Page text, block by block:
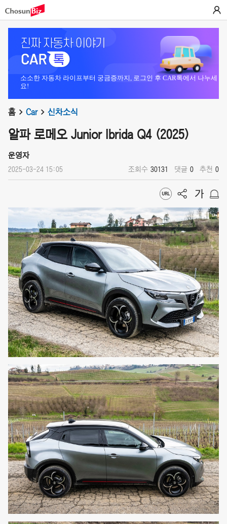
소소한 자동차 라이프부터 궁금증까지, 로그인 후 CAR톡에서 나누세
요!
홈 Car 신차소식
알파 로메오 Junior Ibrida Q4 (2025)
운영자
2025-03-24 15:05 조회수 30131 댓글 0 추천 0